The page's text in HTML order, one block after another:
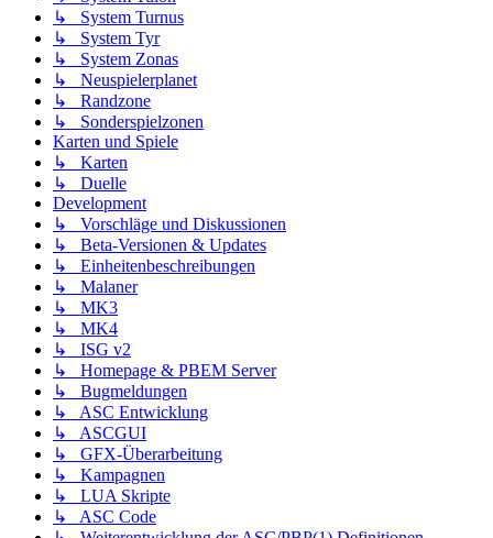
↳ System Turnus
↳ System Tyr
↳ System Zonas
↳ Neuspielerplanet
↳ Randzone
↳ Sonderspielzonen
Karten und Spiele
↳ Karten
↳ Duelle
Development
↳ Vorschläge und Diskussionen
↳ Beta-Versionen & Updates
↳ Einheitenbeschreibungen
↳ Malaner
↳ MK3
↳ MK4
↳ ISG v2
↳ Homepage & PBEM Server
↳ Bugmeldungen
↳ ASC Entwicklung
↳ ASCGUI
↳ GFX-Überarbeitung
↳ Kampagnen
↳ LUA Skripte
↳ ASC Code